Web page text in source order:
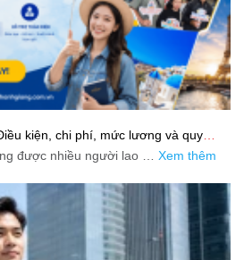
kiện, chi phí, mức lương và quy
được nhiều người lao … Xem thêm